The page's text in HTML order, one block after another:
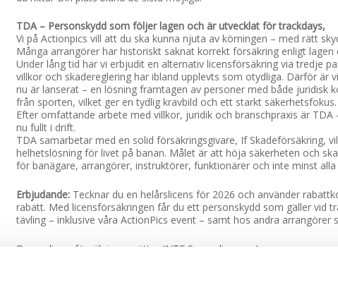
TDA – Personskydd som följer lagen och är utvecklat för trackdays,
Vi på Actionpics vill att du ska kunna njuta av körningen – med rätt
Många arrangörer har historiskt saknat korrekt försäkring enligt
Under lång tid har vi erbjudit en alternativ licensförsäkring via tredje
villkor och skadereglering har ibland upplevts som otydliga. Därför är
nu är lanserat – en lösning framtagen av personer med både juridisk
från sporten, vilket ger en tydlig kravbild och ett starkt säkerhetsfokus.
Efter omfattande arbete med villkor, juridik och branschpraxis är TDA
nu fullt i drift.
TDA samarbetar med en solid försäkringsgivare, If Skadeförsäkring,
helhetslösning för livet på banan. Målet är att höja säkerheten och
för banägare, arrangörer, instruktörer, funktionärer och inte minst
Erbjudande: Tecknar du en helårslicens för 2026 och använder
rabatt. Med licensförsäkringen får du ett personskydd som gäller vid
tävling – inklusive våra ActionPics event – samt hos andra arrangörer
Denna licensförsäkring ersätter INTE Svemolicensen!
Ska du delta på klubbträningar eller tävlingar som arrangeras under
du har en Svemo licens! Dock gäller TDA licensens olycksfallsdel om